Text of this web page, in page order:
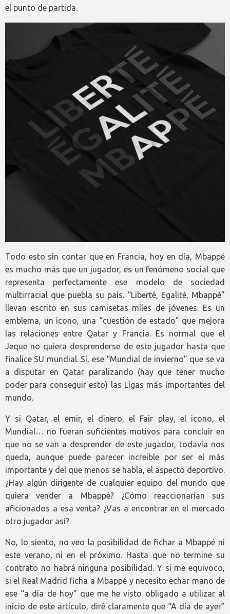
el punto de partida.
Todo esto sin contar que en Francia, hoy en día, Mbappé
es mucho más que un jugador, es un fenómeno social que
representa perfectamente ese modelo de sociedad
multirracial que puebla su país. “Liberté, Egalité, Mbappé"
llevan escrito en sus camisetas miles de jóvenes. Es un
emblema, un icono, una “cuestión de estado” que mejora
las relaciones entre Qatar y Francia. Es normal que el
Jeque no quiera desprenderse de este jugador hasta que
finalice SU mundial. Sí, ese “Mundial de invierno” que se va
a disputar en Qatar paralizando (hay que tener mucho
poder para conseguir esto) las Ligas más importantes del
mundo.
Y si Qatar, el emir, el dinero, el Fair play, el icono, el
Mundial… no fueran suficientes motivos para concluir en
que no se van a desprender de este jugador, todavía nos
queda, aunque puede parecer increíble por ser el más
importante y del que menos se habla, el aspecto deportivo.
¿Hay algún dirigente de cualquier equipo del mundo que
quiera vender a Mbappé? ¿Cómo reaccionarían sus
aficionados a esa venta? ¿Vas a encontrar en el mercado
otro jugador así?
No, lo siento, no veo la posibilidad de fichar a Mbappé ni
este verano, ni en el próximo. Hasta que no termine su
contrato no habrá ninguna posibilidad. Y si me equivoco,
si el Real Madrid ficha a Mbappé y necesito echar mano de
ese “a día de hoy” que me he visto obligado a utilizar al
inicio de este artículo, diré claramente que “A día de ayer”